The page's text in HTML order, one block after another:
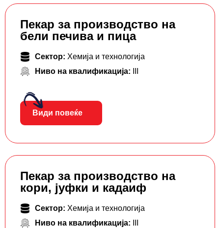
Пекар за производство на
бели печива и пица
Сектор: Хемија и технологија
Ниво на квалификација:
Види повеќе
Пекар за производство на
кори, јуфки и кадаиф
Сектор: Хемија и технологија
Ниво на квалификација: